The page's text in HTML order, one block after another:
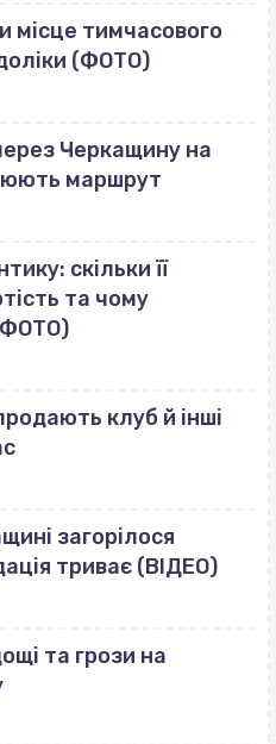
місце тимчасового
(ФОТО)
Черкащину на
маршрут
скільки її
та чому
клуб й інші
загорілося
триває (ВІДЕО)
та грози на